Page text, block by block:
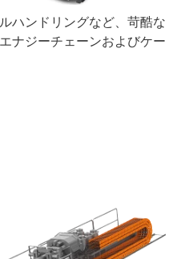
ハンドリングなど、苛酷な
ナジーチェーンおよびケー